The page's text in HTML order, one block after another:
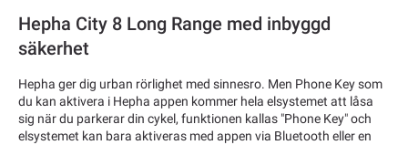
Hepha City 8 Long Range med inbyggd
säkerhet
Hepha ger dig urban rörlighet med sinnesro. Men Phone Key som
du kan aktivera i Hepha appen kommer hela elsystemet att låsa
sig när du parkerar din cykel, funktionen kallas "Phone Key" och
elsystemet kan bara aktiveras med appen via Bluetooth eller en